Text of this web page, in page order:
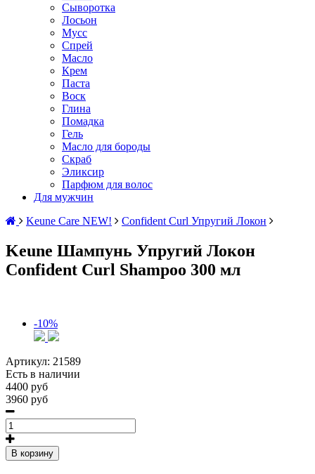
Сыворотка
Лосьон
Мусс
Спрей
Масло
Крем
Паста
Воск
Глина
Помадка
Гель
Масло для бороды
Cкраб
Эликсир
Парфюм для волос
Для мужчин
Keune Care NEW!
Confident Curl Упругий Локон
Keune Шампунь Упругий Локон
Confident Curl Shampoo 300 мл
-10%
Артикул: 21589
Есть в наличии
4400 руб
3960 руб
В корзину